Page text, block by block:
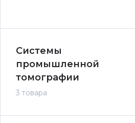
Системы
промышленной
томографии
3 товара